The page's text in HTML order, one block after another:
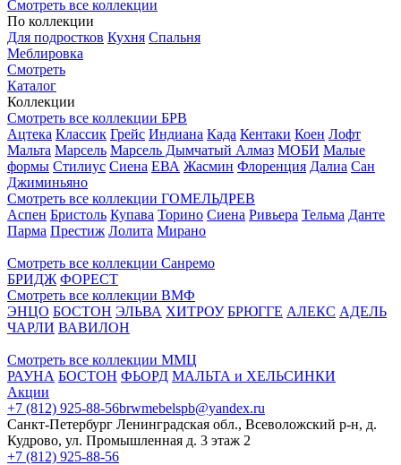
Смотреть все коллекции
По коллекции
Для подростков Кухня Спальня
Меблировка
Смотреть
Каталог
Коллекции
Смотреть все коллекции БРВ
Ацтека Классик Грейс Индиана Када Кентаки Коен Лофт
Мальта Марсель Марсель Дымчатый Алмаз МОБИ Малые
формы Стилиус Сиена ЕВА Жасмин Флоренция Далиа Сан
Джиминьяно
Смотреть все коллекции ГОМЕЛЬДРЕВ
Аспен Бристоль Купава Торино Сиена Ривьера Тельма Данте
Парма Престиж Лолита Мирано
Смотреть все коллекции Санремо
БРИДЖ ФОРЕСТ
Смотреть все коллекции ВМФ
ЭНЦО БОСТОН ЭЛЬВА ХИТРОУ БРЮГГЕ АЛЕКС АДЕЛЬ
ЧАРЛИ ВАВИЛОН
Смотреть все коллекции ММЦ
РАУНА БОСТОН ФЬОРД МАЛЬТА и ХЕЛЬСИНКИ
Акции
+7 (812) 925-88-56brwmebelspb@yandex.ru
Санкт-Петербург Ленинградская обл., Всеволожский р-н, д.
Кудрово, ул. Промышленная д. 3 этаж 2
+7 (812) 925-88-56